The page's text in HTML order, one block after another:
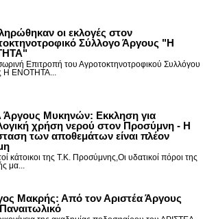
οι εκλογές στον
Σύλλογο Άργους "Η
Επιτροπή του Αγροτοκτηνοτροφικού Συλλόγου
Η ΕΝΟΤΗΤΑ...
Μυκηνών: Εκκληση για
χρήση νερού στον Προσύμνη - Η
των αποθεμάτων είναι πλέον
κάτοικοι της Τ.Κ. Προσύμνης,Οι υδατικοί πόροι της
μα...
Μακρής: Από τον Αριστέα Άργους